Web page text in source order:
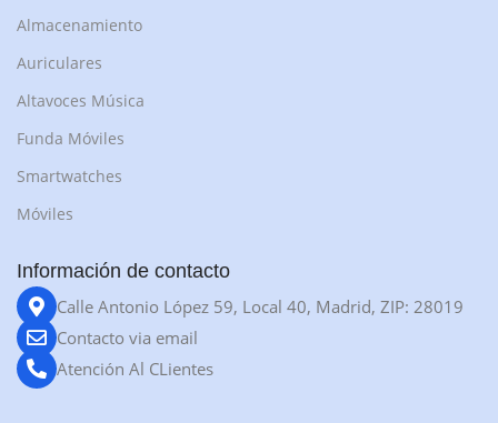
Almacenamiento
Auriculares
Altavoces Música
Funda Móviles
Smartwatches
Móviles
Información de contacto
Calle Antonio López 59, Local 40, Madrid, ZIP: 28019
Contacto via email
Atención Al CLientes